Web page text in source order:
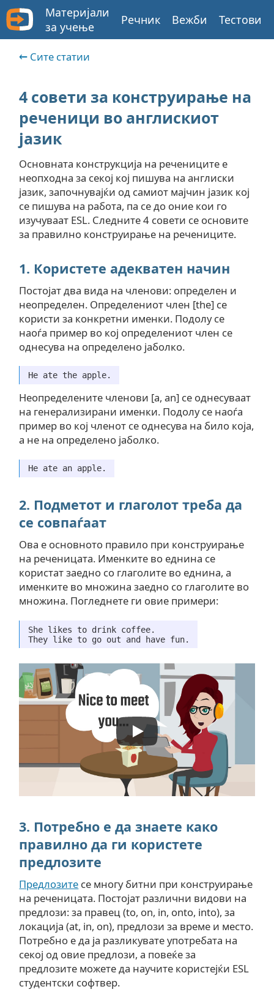
Материјали
за учење
Речник Вежби Тестови
Сите статии
4 совети за конструирање на
реченици во англискиот
јазик
Основната конструкција на речениците е
неопходна за секој кој пишува на англиски
јазик, започнувајќи од самиот мајчин јазик кој
се пишува на работа, па се до оние кои го
изучуваат ESL. Следните 4 совети се основите
за правилно конструирање на речениците.
1. Користете адекватен начин
Постојат два вида на членови: определен и
неопределен. Определениот член [the] се
користи за конкретни именки. Подолу се
наоѓа пример во кој определениот член се
однесува на определено јаболко.
He ate the apple.
Неопределените членови [a, an] се однесуваат
на генерализирани именки. Подолу се наоѓа
пример во кој членот се однесува на било која,
а не на определено јаболко.
He ate an apple.
2. Подметот и глаголот треба да
се совпаѓаат
Ова е основното правило при конструирање
на реченицата. Именките во еднина се
користат заедно со глаголите во еднина, а
именките во множина заедно со глаголите во
множина. Погледнете ги овие примери:
She likes to drink coffee.
They like to go out and have fun.
3. Потребно е да знаете како
правилно да ги користете
предлозите
Предлозите се многу битни при конструирање
на реченицата. Постојат различни видови на
предлози: за правец (to, on, in, onto, into), за
локација (at, in, on), предлози за време и место.
Потребно е да ја разликувате употребата на
секој од овие предлози, а повеќе за
предлозите можете да научите користејќи ESL
студентски софтвер.